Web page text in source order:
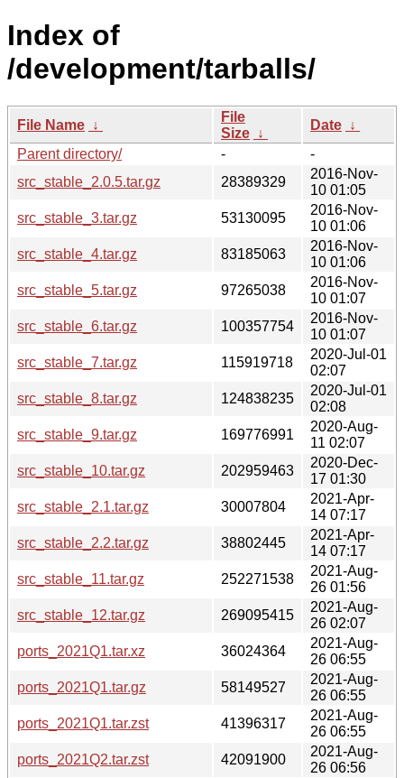
Index of
/development/tarballs/
File Name ↓
File
Size ↓
Date ↓
Parent directory/
-
-
src_stable_2.0.5.tar.gz
28389329
2016-Nov-
10 01:05
src_stable_3.tar.gz
53130095
2016-Nov-
10 01:06
src_stable_4.tar.gz
83185063
2016-Nov-
10 01:06
src_stable_5.tar.gz
97265038
2016-Nov-
10 01:07
src_stable_6.tar.gz
100357754
2016-Nov-
10 01:07
src_stable_7.tar.gz
115919718
2020-Jul-01
02:07
src_stable_8.tar.gz
124838235
2020-Jul-01
02:08
src_stable_9.tar.gz
169776991
2020-Aug-
11 02:07
src_stable_10.tar.gz
202959463
2020-Dec-
17 01:30
src_stable_2.1.tar.gz
30007804
2021-Apr-
14 07:17
src_stable_2.2.tar.gz
38802445
2021-Apr-
14 07:17
src_stable_11.tar.gz
252271538
2021-Aug-
26 01:56
src_stable_12.tar.gz
269095415
2021-Aug-
26 02:07
ports_2021Q1.tar.xz
36024364
2021-Aug-
26 06:55
ports_2021Q1.tar.gz
58149527
2021-Aug-
26 06:55
ports_2021Q1.tar.zst
41396317
2021-Aug-
26 06:55
ports_2021Q2.tar.zst
42091900
2021-Aug-
26 06:56